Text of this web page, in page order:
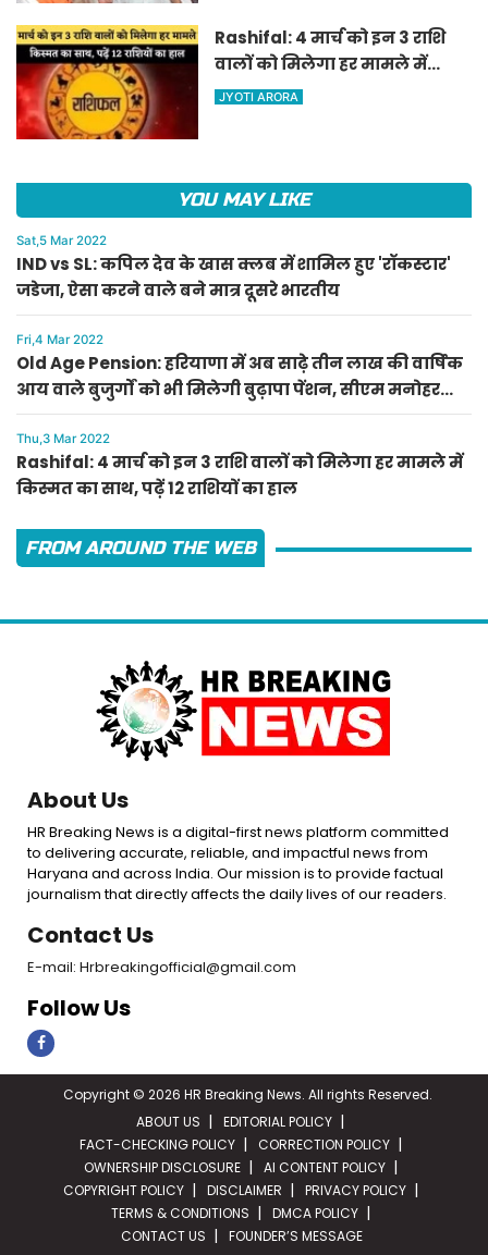
Rashifal: 4 मार्च को इन 3 राशि
वालों को मिलेगा हर मामले में
किस्मत का साथ, पढ़ें 12 राशियों का
JYOTI ARORA
YOU MAY LIKE
Sat,5 Mar 2022
IND vs SL: कपिल देव के खास क्लब में शामिल हुए 'रॉकस्टार'
जडेजा, ऐसा करने वाले बने मात्र दूसरे भारतीय
Fri,4 Mar 2022
Old Age Pension: हरियाणा में अब साढ़े तीन लाख की वार्षिक
आय वाले बुजुर्गों को भी मिलेगी बुढ़ापा पेंशन, सीएम मनोहर
लाल का ऐलान
Thu,3 Mar 2022
Rashifal: 4 मार्च को इन 3 राशि वालों को मिलेगा हर मामले में
किस्मत का साथ, पढ़ें 12 राशियों का हाल
FROM AROUND THE WEB
About Us
HR Breaking News is a digital-first news platform committed
to delivering accurate, reliable, and impactful news from
Haryana and across India. Our mission is to provide factual
journalism that directly affects the daily lives of our readers.
Contact Us
E-mail: Hrbreakingofficial@gmail.com
Follow Us
Copyright © 2026 HR Breaking News. All rights Reserved.
ABOUT US
EDITORIAL POLICY
FACT-CHECKING POLICY
CORRECTION POLICY
OWNERSHIP DISCLOSURE
AI CONTENT POLICY
COPYRIGHT POLICY
DISCLAIMER
PRIVACY POLICY
TERMS & CONDITIONS
DMCA POLICY
CONTACT US
FOUNDER’S MESSAGE